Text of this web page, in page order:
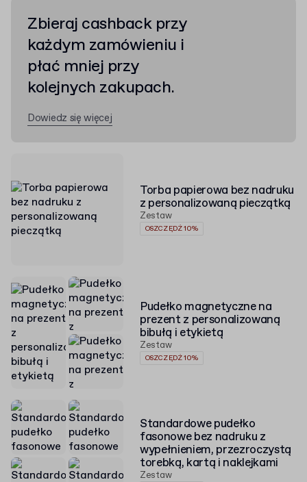
Torba papierowa bez nadruku
z personalizowaną pieczątką
Zestaw
OSZCZĘDŹ 10%
Pudełko magnetyczne na
prezent z personalizowaną
bibułą i etykietą
Zestaw
OSZCZĘDŹ 10%
Standardowe pudełko
fasonowe bez nadruku z
wypełnieniem, przezroczystą
torebką, kartą i naklejkami
Zestaw
Zbieraj cashback przy
każdym zamówieniu i
płać mniej przy
kolejnych zakupach.
Dowiedz się więcej